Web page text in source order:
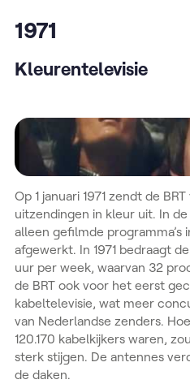
1971
Kleurentelevisie
Video
Op 1 januari 1971 zendt de
uitzendingen in kleur uit. In
alleen gefilmde programma’s
afgewerkt. In 1971 bedraagt
uur per week, waarvan 32
de BRT ook voor het eerst
kabeltelevisie, wat meer
van Nederlandse zenders.
120.170 kabelkijkers waren,
sterk stijgen. De antennes
de daken.